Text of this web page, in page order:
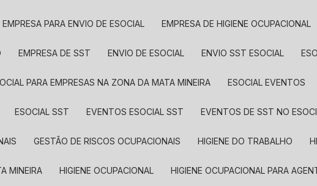
EMPRESA PARA ENVIO DE ESOCIAL EMPRESA DE HIGIENE OCUPACIONAL
EMPRESA DE SST ENVIO DE ESOCIAL ENVIO SST ESOCIAL
PARA EMPRESAS NA ZONA DA MATA MINEIRA ESOCIAL EVENTOS
ESOCIAL SST EVENTOS ESOCIAL SST EVENTOS DE SST NO
GESTÃO DE RISCOS OCUPACIONAIS HIGIENE DO TRABALHO
MINEIRA HIGIENE OCUPACIONAL HIGIENE OCUPACIONAL PARA